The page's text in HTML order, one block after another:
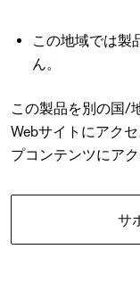
この地域では製
ん。
この製品を別の国/
Webサイトにアク
プコンテンツにア
サ